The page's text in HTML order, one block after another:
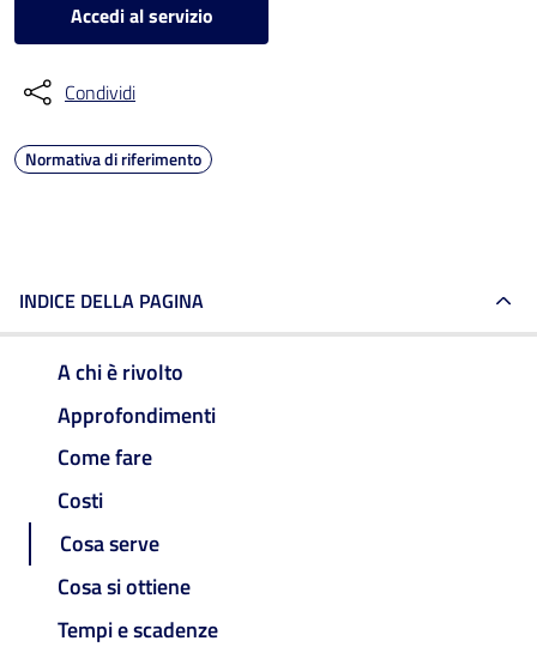
Accedi al servizio
Condividi
Normativa di riferimento
INDICE DELLA PAGINA
A chi è rivolto
Approfondimenti
Come fare
Costi
Cosa serve
Cosa si ottiene
Tempi e scadenze